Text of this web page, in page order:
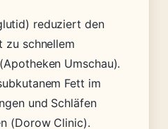
reduziert den
schnellem
Umschau).
Fett im
und Schläfen
(Dorow Clinic).